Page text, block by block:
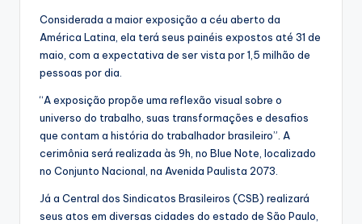
Considerada a maior exposição a céu aberto da
América Latina, ela terá seus painéis expostos até 31 de
maio, com a expectativa de ser vista por 1,5 milhão de
pessoas por dia.
“A exposição propõe uma reflexão visual sobre o
universo do trabalho, suas transformações e desafios
que contam a história do trabalhador brasileiro”. A
cerimônia será realizada às 9h, no Blue Note, localizado
no Conjunto Nacional, na Avenida Paulista 2073.
Já a Central dos Sindicatos Brasileiros (CSB) realizará
seus atos em diversas cidades do estado de São Paulo,